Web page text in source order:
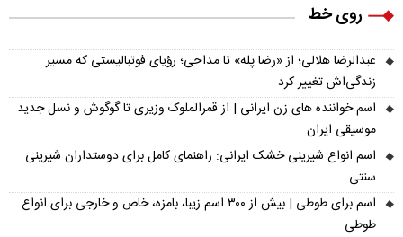
روی خط
عبدالرضا هلالی؛ از «رضا پله» تا مداحی؛ رؤیای فوتبالیستی که مسیر
زندگی‌اش تغییر کرد
اسم خواننده های زن ایرانی | از قمرالملوک وزیری تا گوگوش و نسل جدید
موسیقی ایران
اسم انواع شیرینی خشک ایرانی: راهنمای کامل برای دوستداران شیرینی
سنتی
اسم برای طوطی | بیش از ۳۰۰ اسم زیبا، بامزه، خاص و خارجی برای انواع
طوطی